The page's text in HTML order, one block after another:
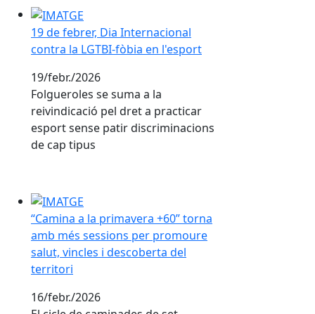
19 de febrer, Dia Internacional contra la LGTBI-fòbia
19 de febrer, Dia Internacional
contra la LGTBI-fòbia en l'esport
19/febr./2026
Folgueroles se suma a la
reivindicació pel dret a practicar
esport sense patir discriminacions
de cap tipus
“Camina a la primavera +60” torna amb més
“Camina a la primavera +60” torna
amb més sessions per promoure
salut, vincles i descoberta del
territori
16/febr./2026